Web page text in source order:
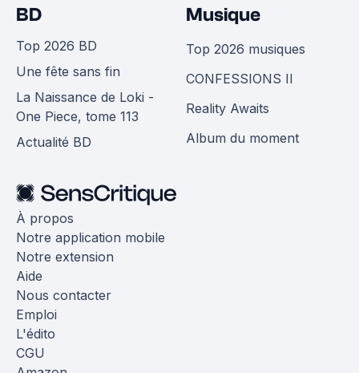
BD
Top 2026 BD
Une fête sans fin
La Naissance de Loki -
One Piece, tome 113
Actualité BD
Musique
Top 2026 musiques
CONFESSIONS II
Reality Awaits
Album du moment
À propos
Notre application mobile
Notre extension
Aide
Nous contacter
Emploi
L'édito
CGU